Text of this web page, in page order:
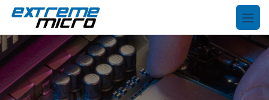
Ir al contenido